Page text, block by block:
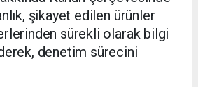
şikayet edilen ürünler
sürekli olarak bilgi
denetim sürecini